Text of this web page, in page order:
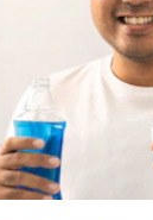
C yang
pertama,
HAP yang
gigi
Technology
yang